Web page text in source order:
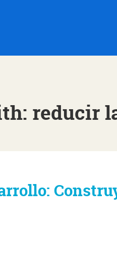
reducir